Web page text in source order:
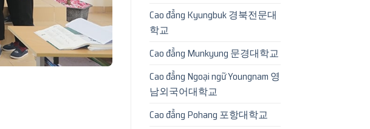
Cao đẳng Kyungbuk 경북전문대
학교
Cao đẳng Munkyung 문경대학교
Cao đẳng Ngoại ngữ Youngnam 영
남외국어대학교
Cao đẳng Pohang 포항대학교